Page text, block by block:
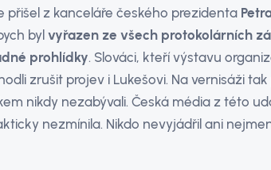
přišel z kanceláře českého prezidenta
byl vyřazen ze všech protokolárních
prohlídky. Slováci, kteří výstavu
zrušit projev i Lukešovi. Na vernisáži
nikdy nezabývali. Česká média z této
nezmínila. Nikdo nevyjádřil ani